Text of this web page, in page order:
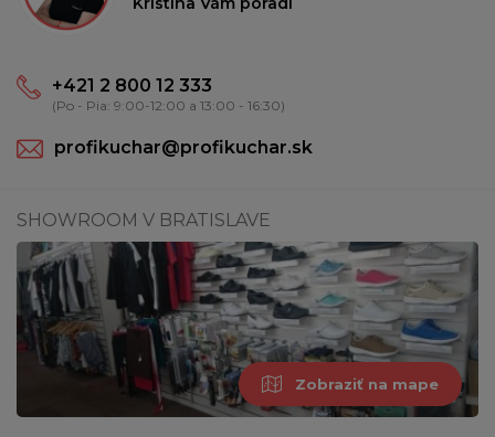
+421 2 800 12 333
(Po - Pia: 9:00-12:00 a 13:00 - 16:30)
profikuchar@profikuchar.sk
SHOWROOM V BRATISLAVE
Zobraziť na mape